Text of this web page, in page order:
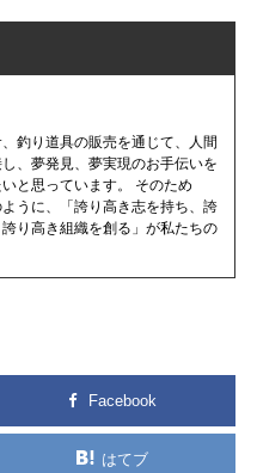
釣り道具の販売を通じて、人間
、夢発見、夢実現のお手伝いを
と思っています。 そのため
うに、「誇り高き志を持ち、誇
り高き組織を創る」が私たちの
Facebook
はてブ